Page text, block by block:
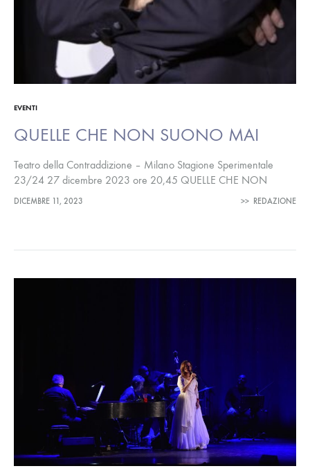
EVENTI
QUELLE CHE NON SUONO MAI
Teatro della Contraddizione – Milano Stagione Sperimentale
23/24 27 dicembre 2023 ore 20,45 QUELLE CHE NON
SUONO MAI. Capolavori dimenticati del Maestro Pirini con
DICEMBRE 11, 2023 >> REDAZIONE